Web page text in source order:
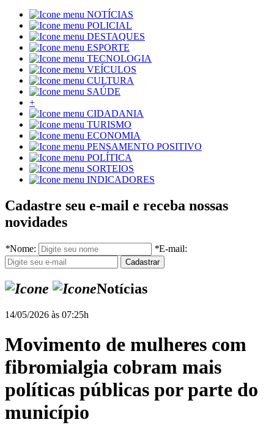
NOTÍCIAS
POLICIAL
DESTAQUES
ESPORTE
TECNOLOGIA
VEÍCULOS
CULTURA
SAÚDE
+
CIDADANIA
TURISMO
ECONOMIA
PENSAMENTO POSITIVO
POLÍTICA
SORTEIOS
INDICADORES
Cadastre seu e-mail e receba nossas
novidades
*Nome: *E-mail:
Notícias
14/05/2026 às 07:25h
Movimento de mulheres com
fibromialgia cobram mais
políticas públicas por parte do
município